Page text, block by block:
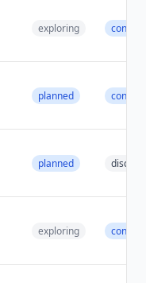
exploring
planned
planned
exploring